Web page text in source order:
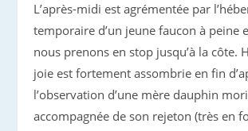
L’après-midi est agrémentée par
temporaire d’un jeune faucon à peine
nous prenons en stop jusqu’à la côte.
joie est fortement assombrie en fin
l’observation d’une mère dauphin
accompagnée de son rejeton (très en